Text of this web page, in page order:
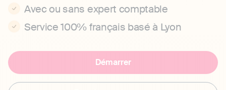
Avec ou sans expert comptable
Service 100% français basé à Lyon
Démarrer